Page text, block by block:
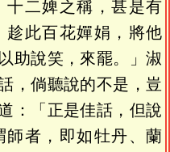
十二婢之稱，甚是有
趁此百花嬋娟，將他
助說笑，來罷。」淑
，倘聽說的不是，豈
：「正是佳話，但說
者，即如牡丹、蘭